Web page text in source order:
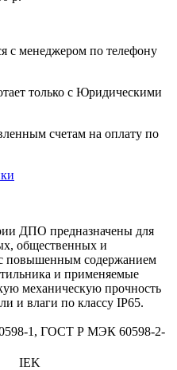
с менеджером по телефону
только с Юридическими
счетам на оплату по
ДПО предназначены для
общественных и
повышенным содержанием
и применяемые
механическую прочность
и влаги по классу IP65.
1, ГОСТ Р МЭК 60598-2-
IEK